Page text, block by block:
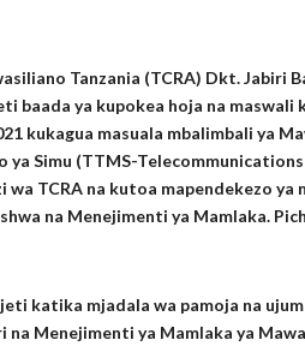
Tanzania (TCRA) Dkt. Jabiri
baada ya kupokea hoja na maswali
kukagua masuala mbalimbali ya
ya Simu (TTMS-
TCRA na kutoa mapendekezo ya
na Menejimenti ya Mamlaka.
katika mjadala wa pamoja na
Menejimenti ya Mamlaka ya